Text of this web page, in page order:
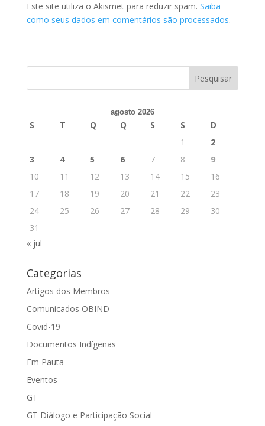
Este site utiliza o Akismet para reduzir spam. Saiba
como seus dados em comentários são processados.
agosto 2026
S T Q Q S S
D
1
2
3
4 5 6 7 8
9
10
11 12 13 14 15
16
17
18 19 20 21 22
23
24
25 26 27 28 29
30
31
« jul
Categorias
Artigos dos Membros
Comunicados OBIND
Covid-19
Documentos Indígenas
Em Pauta
Eventos
GT
GT Diálogo e Participação Social